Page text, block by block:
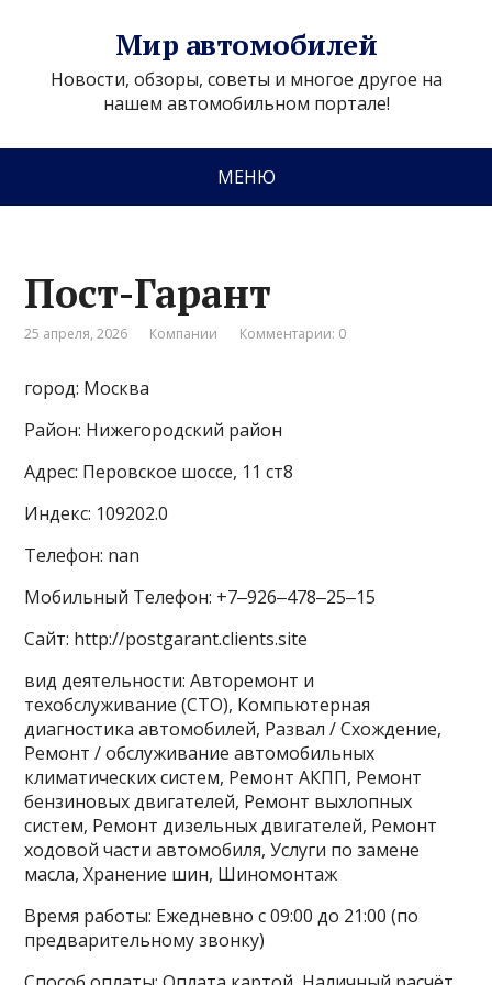
Мир автомобилей
Новости, обзоры, советы и многое другое на
нашем автомобильном портале!
МЕНЮ
Пост-Гарант
25 апреля, 2026 Компании Комментарии: 0
город: Москва
Район: Нижегородский район
Адрес: Перовское шоссе, 11 ст8
Индекс: 109202.0
Телефон: nan
Мобильный Телефон: +7‒926‒478‒25‒15
Сайт: http://postgarant.clients.site
вид деятельности: Авторемонт и
техобслуживание (СТО), Компьютерная
диагностика автомобилей, Развал / Схождение,
Ремонт / обслуживание автомобильных
климатических систем, Ремонт АКПП, Ремонт
бензиновых двигателей, Ремонт выхлопных
систем, Ремонт дизельных двигателей, Ремонт
ходовой части автомобиля, Услуги по замене
масла, Хранение шин, Шиномонтаж
Время работы: Ежедневно с 09:00 до 21:00 (по
предварительному звонку)